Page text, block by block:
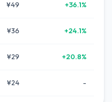
¥49 +36.1%
¥36 +24.1%
¥29 +20.8%
¥24 -